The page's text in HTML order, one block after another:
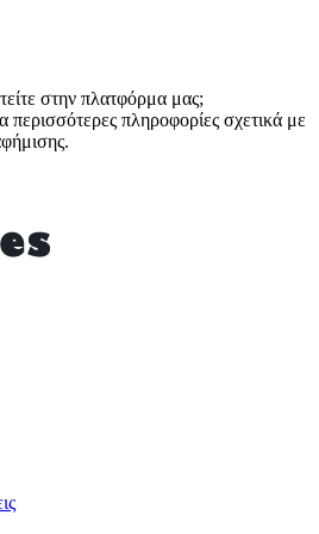
στην πλατφόρμα μας;
περισσότερες πληροφορίες σχετικά με